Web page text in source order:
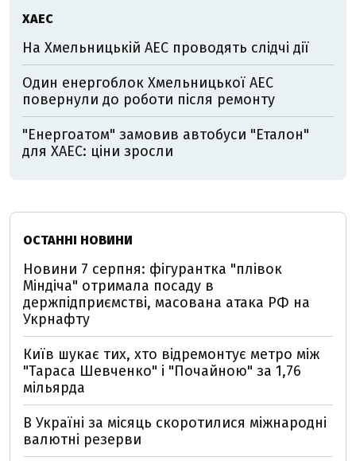
ХАЕС
На Хмельницькій АЕС проводять слідчі дії
Один енергоблок Хмельницької АЕС
повернули до роботи після ремонту
"Енергоатом" замовив автобуси "Еталон"
для ХАЕС: ціни зросли
ОСТАННІ НОВИНИ
Новини 7 серпня: фігурантка "плівок
Міндіча" отримала посаду в
держпідприємстві, масована атака РФ на
Укрнафту
Київ шукає тих, хто відремонтує метро між
"Тараса Шевченко" і "Почайною" за 1,76
мільярда
В Україні за місяць скоротилися міжнародні
валютні резерви